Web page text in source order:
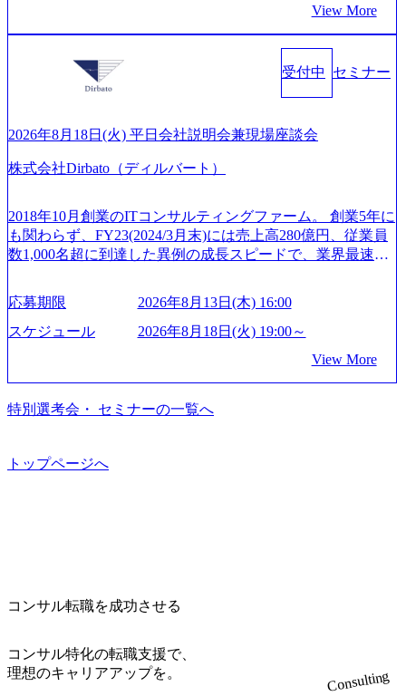
案、人事組織テーマに強みを持ち、メディア・エンタメ業
界においてはDX戦略立案、NFT等の新規事業立案を得意と
する。 - 藏満 一馬氏：アクセンチュア出身。金融業界を中
心に、DX戦略策定、新規事業立案、組織変革、規制対応等
の幅広いプロジェクトを主導する。 - 天野 善仁氏：19卒Pw
ページ (https://www.xspear.co.jp/career/interviews/) 戦略だけの
から”のコンサルの在り方 (https://www.businessinsider.jp/articl
を取得 (https://www.agara.co.jp/article/382811) シンプレクスと
Xspear Consultingが、東京都港区の行政手続き100%デジタル
化を支援 (https://www.afpbb.com/articles/-/3520247) 【未経験
流工程、先端技術を学べる環境 【コンサルファーム経験
者】 ・専門領域に軸足を置きながら、他領域にもチャレン
ジできる環境 ・タイトルアップでのオファー ・現職ファー
ムより高いオファー年収 ・実力主義でプロモーションでき
る（ダブルスキップもあり） ・週に1度のアサインｍｔｇで
こまめに社員のキャリアについて検討してもらえる。結
果、なりたいキャリアを反映できるｐｊにアサインしても
るため、エンジニアの視点からも協業しクライアントへ価
keto_kajita/)） 多様なメンバー、多様なプロジェクトによる
も関わらず、外資系戦略コンサルティングファームや総合
系コンサルティングファームをはじめ、メーカー、ITベン
チャー、外資系金融機関など多彩な出自で構成されてお
ができる 【休日】 土日祝休みの完全週休2日制 2025年度の
休暇は年間24日（4月1日入社の場合）で、入社日に付与さ
れます。 年次有給休暇の残日数は、翌年度に繰り越すこと
ができます。 慶弔休暇は、事由により取得可能日数は異な
ュ休暇は、規程で定める勤続年数ごとに、連続5日のリフレ
ッシュ休暇を取得できます。 【育児や子の看護、介護など
の制度】 育児休暇： 対象：小学校1年修了時の3月31日まで
日2時間15分まで、始業・終業時刻の繰り上げ・繰り下げが
可能 子の看護休暇： 子1人につき5日まで取得でき、1時間
単位で取得することも可能 家族看護休暇： 5日まで取得で
度など】 独身寮：富山事業所の近くに、白風寮と青風寮の2
つの寮があり、以下の入居基準を満たす方が入居可能で
す。 ＜入居基準＞ ・満33歳までの独身者 ・自宅から勤務地
までの通勤総時間が2時間を超えること 住宅手当： 本社の
なるため、入居基準を満たす女性には住宅手当を支給しま
による引っ越し費用は、会社が負担します。 2026年8月18日
※顔出しは不要です。ご質問頂く際のみ、顔出ししていた
&A業界のリーディングカンパニーであり、領域にこだわら
ず幅広い案件に携わりながら自己成長とキャリアの挑戦が
可能 M&Aセンター出身者3名がメインメンバーであり、経
験豊富なアドバイザーと共に働くことで、M&Aや財務アド
バイザリーなどの専門知識を獲得し、キャリアを発展させ
となり、平均3000万～4000万の年収となる 内訳としては個
成活躍させるためのナレッジシェアおよび丁寧なOJTを欠か
19:30～ 所要時間 : 約1時間 2026年8月13日(木) 16:00 ＼応募
意思不問・業界未経験歓迎！／ M&A承継機構のビジョンや
業務内容、実際の働き方について詳しくお伝えするオンラ
イン説明会を開催いたします。 M&A業界に興味があり、ま
業界の情報を集めたい 働くイメージを具体的に知りたい M
&A業界にご興味がある方、転職を少しでもお考えの方はも
ちろん、情報収集をしたい方でも歓迎です。お気軽にご参
加ください。 当日は、質疑応答のお時間もご用意しており
ます。 是非、説明会にてお話できることを楽しみにしてお
ります。 説明会後にアンケート回答をお願いいたします。
オンライン(Google meets)
View More
受付中 セミナー
2026年8月18日(火) 平日会社説明会兼現場座談会
株式会社Dirbato（ディルバート）
2018年10月創業のITコンサルティングファーム。 創業5年に
も関わらず、FY23(2024/3月末)には売上高280億円、従業員
数1,000名超に到達した異例の成長スピードで、業界最速と
成⻑を遂げている。 現在コンサルティングファームでは外
資も含めて売上高TOP10にランクインしている。 主力事業
はITコンサルティング。幅広い業界の大企業を中心に、IT
支援している。 他方、インキュベーション事業を手掛けて
いるのも同社の特徴であり、 自社で新規事業開発も手掛け
つつ、複数社への出資～ハンズオン支援も行っている。 (参
ングファームや、Slerなどから優秀層が多数ジョイン。 http
ている。 <u>ワンプール制</u>を取っており、業界の枠に縛
り、<u>営業活動に工数を割かれることなくデリバリーに注
力可能</u> 従業員満足度を非常に重視しており、意にそぐ
わないプロジェクトにアサインされてしまった場合、半強
応募期限
2026年8月13日(木) 16:00
スケジュール
2026年8月18日(火) 19:00～
View More
特別選考会・ セミナーの一覧へ
トップページへ
コンサル転職を成功させる
コンサル特化の転職支援で、
理想のキャリアアップを。
Consulting